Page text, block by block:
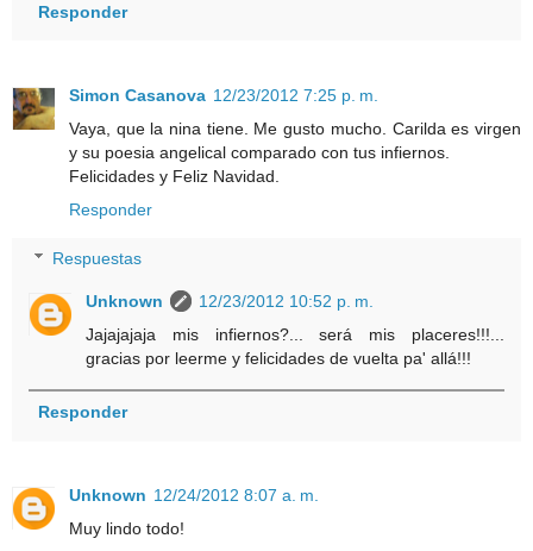
Responder
Simon Casanova 12/23/2012 7:25 p. m.
Vaya, que la nina tiene. Me gusto mucho. Carilda es virgen
y su poesia angelical comparado con tus infiernos.
Felicidades y Feliz Navidad.
Responder
Respuestas
Unknown
12/23/2012 10:52 p. m.
Jajajajaja mis infiernos?... será mis placeres!!!...
gracias por leerme y felicidades de vuelta pa' allá!!!
Responder
Unknown 12/24/2012 8:07 a. m.
Muy lindo todo!